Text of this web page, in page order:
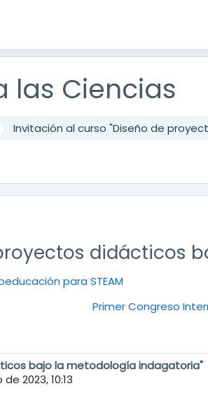
las Ciencias
Invitación al curso "Diseño de
didácticos
para STEAM
Primer Congreso
bajo la metodología indagatoria"
2023, 10:13